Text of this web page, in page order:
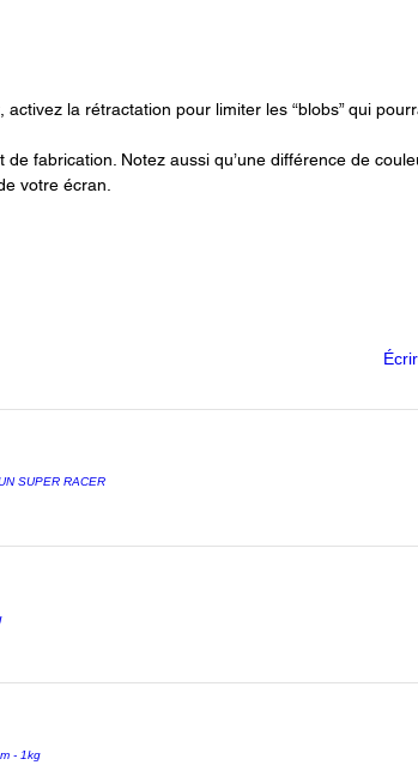
offre une excellente continuité de
ainsi une extrusion constante.
Le filament Premium PLA Silk
les plus attractifs du marché en
recherchent des matériaux
pour donner vie à leurs projets
la rétractation pour limiter les “blobs” qui
fabrication. Notez aussi qu’une différence de
votre écran.
SUPER RACER
- 1kg